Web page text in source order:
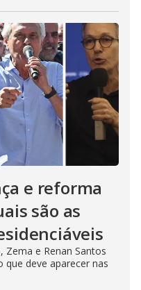
e reforma
são as
Zema e Renan Santos
que deve aparecer nas